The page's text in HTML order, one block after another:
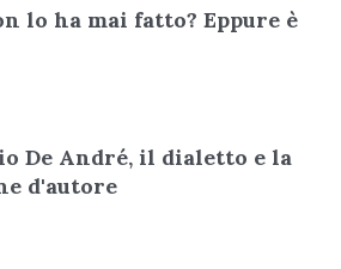
lo ha mai fatto? Eppure è
De André, il dialetto e la
d'autore